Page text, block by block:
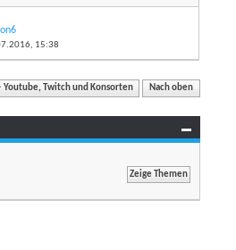
15:38
Youtube, Twitch und Konsorten Nach oben